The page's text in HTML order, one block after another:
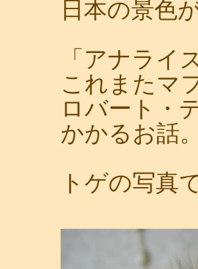
日本の景色
「アナライ
これまたマ
ロバート・
かかるお話。
トゲの写真